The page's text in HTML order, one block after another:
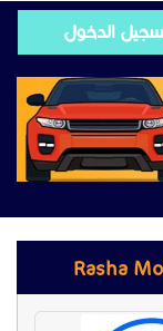
الدخول